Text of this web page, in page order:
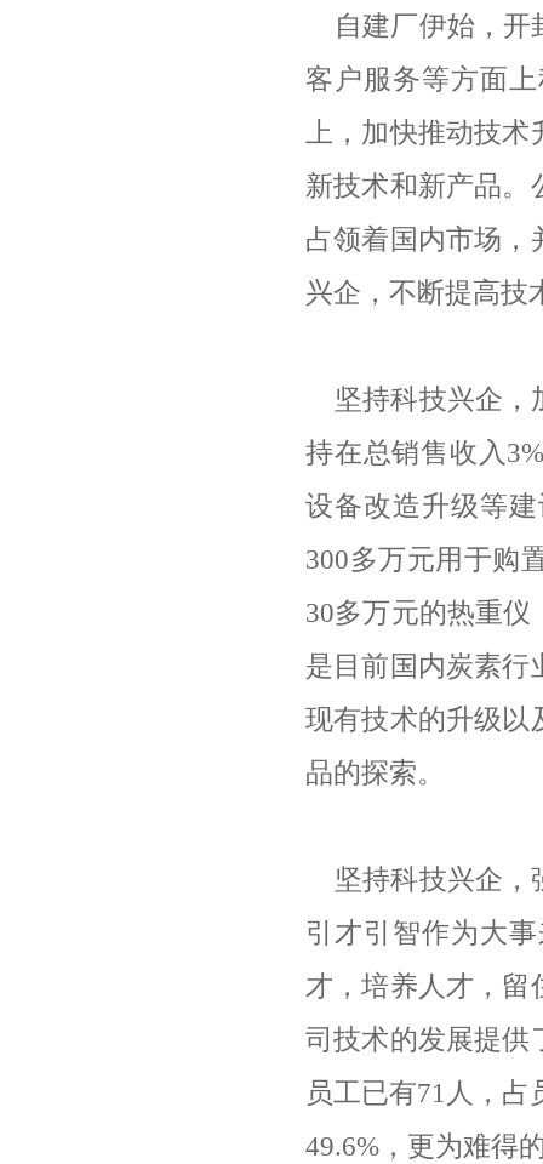
自建厂伊始，
客户服务等方面
上，加快推动技术
新技术和新产品。
占领着国内市场，
兴企，不断提高技
坚持科技兴企，
持在总销售收入
设备改造升级等
300多万元用于购
30多万元的热重仪
是目前国内炭素行
现有技术的升级以
品的探索。
坚持科技兴企，
引才引智作为大
才，培养人才，留
司技术的发展提供
员工已有71 人，占
49.6% ，更为难得